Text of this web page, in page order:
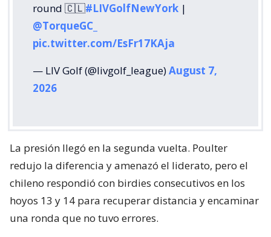
round 🇨🇱#LIVGolfNewYork |
@TorqueGC_
pic.twitter.com/EsFr17KAja
— LIV Golf (@livgolf_league)August 7,
2026
La presión llegó en la segunda vuelta. Poulter
redujo la diferencia y amenazó el liderato, pero el
chileno respondió con birdies consecutivos en los
hoyos 13 y 14 para recuperar distancia y encaminar
una ronda que no tuvo errores.